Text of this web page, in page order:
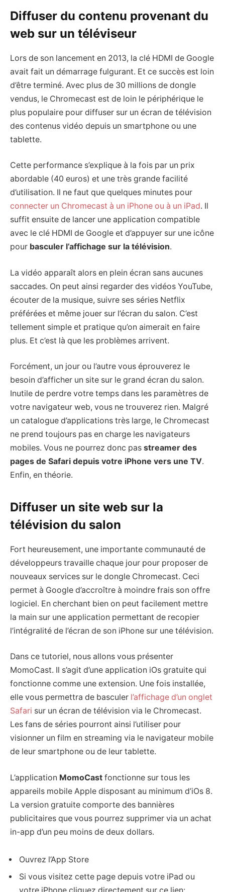
Diffuser du contenu provenant du
web sur un téléviseur
Lors de son lancement en 2013, la clé HDMI de Google
avait fait un démarrage fulgurant. Et ce succès est loin
d’être terminé. Avec plus de 30 millions de dongle
vendus, le Chromecast est de loin le périphérique le
plus populaire pour diffuser sur un écran de télévision
des contenus vidéo depuis un smartphone ou une
tablette.
Cette performance s’explique à la fois par un prix
abordable (40 euros) et une très grande facilité
d’utilisation. Il ne faut que quelques minutes pour
connecter un Chromecast à un iPhone ou à un iPad. Il
suffit ensuite de lancer une application compatible
avec le clé HDMI de Google et d’appuyer sur une icône
pour basculer l’affichage sur la télévision.
La vidéo apparaît alors en plein écran sans aucunes
saccades. On peut ainsi regarder des vidéos YouTube,
écouter de la musique, suivre ses séries Netflix
préférées et même jouer sur l’écran du salon. C’est
tellement simple et pratique qu’on aimerait en faire
plus. Et c’est là que les problèmes arrivent.
Forcément, un jour ou l’autre vous éprouverez le
besoin d’afficher un site sur le grand écran du salon.
Inutile de perdre votre temps dans les paramètres de
votre navigateur web, vous ne trouverez rien. Malgré
un catalogue d’applications très large, le Chromecast
ne prend toujours pas en charge les navigateurs
mobiles. Vous ne pourrez donc pas streamer des
pages de Safari depuis votre iPhone vers une TV.
Enfin, en théorie.
Diffuser un site web sur la
télévision du salon
Fort heureusement, une importante communauté de
développeurs travaille chaque jour pour proposer de
nouveaux services sur le dongle Chromecast. Ceci
permet à Google d’accroître à moindre frais son offre
logiciel. En cherchant bien on peut facilement mettre
la main sur une application permettant de recopier
l’intégralité de l’écran de son iPhone sur une télévision.
Dans ce tutoriel, nous allons vous présenter
MomoCast. Il s’agit d’une application iOs gratuite qui
fonctionne comme une extension. Une fois installée,
elle vous permettra de basculer l’affichage d’un onglet
Safari sur un écran de télévision via le Chromecast.
Les fans de séries pourront ainsi l’utiliser pour
visionner un film en streaming via le navigateur mobile
de leur smartphone ou de leur tablette.
L’application MomoCast fonctionne sur tous les
appareils mobile Apple disposant au minimum d’iOs 8.
La version gratuite comporte des bannières
publicitaires que vous pourrez supprimer via un achat
in-app d’un peu moins de deux dollars.
Ouvrez l’App Store
Si vous visitez cette page depuis votre iPad ou